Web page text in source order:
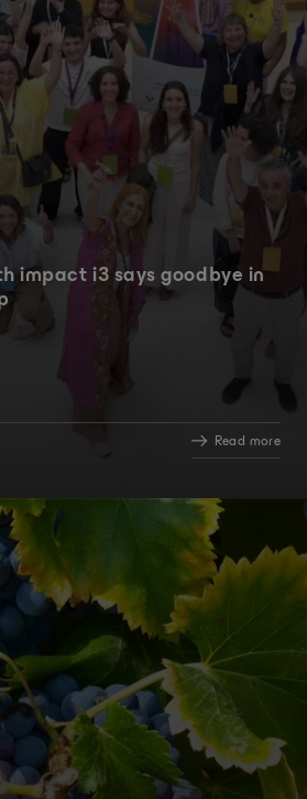
impact i3 says goodbye in
Read more